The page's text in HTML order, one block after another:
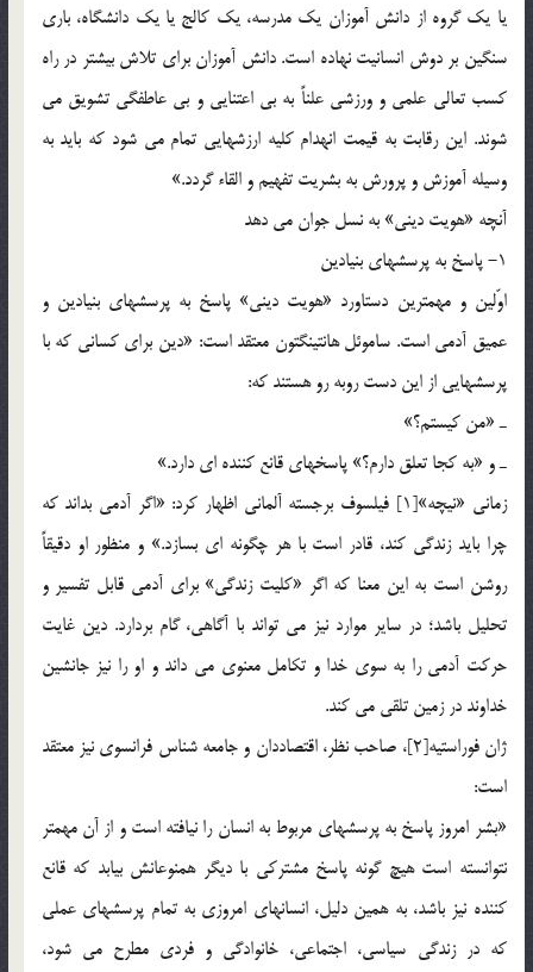
يا يک گروه از دانش آموزان يک مدرسه، يک کالج يا يک دانشگاه، باري
سنگين بر دوش انسانيت نهاده است. دانش آموزان براي تلاش بيشتر در راه
کسب تعالي علمي و ورزشي علناً به بي اعتنايي و بي عاطفگي تشويق مي
شوند. اين رقابت به قيمت انهدام کليه ارزشهايي تمام مي شود که بايد به
وسيله آموزش و پرورش به بشريت تفهيم و القاء گردد.»
آنچه «هويت ديني» به نسل جوان مي دهد
1- پاسخ به پرسشهاي بنيادين
اوّلين و مهمترين دستاورد «هويت ديني» پاسخ به پرسشهاي بنيادين و
عميق آدمي است. ساموئل هانتينگتون معتقد است: «دين براي کساني که با
پرسشهايي از اين دست روبه رو هستند که:
ـ «من کيستم؟»
ـ و «به کجا تعلق دارم؟» پاسخهاي قانع کننده اي دارد.»
زماني «نيچه»[1] فيلسوف برجسته آلماني اظهار کرد: «اگر آدمي بداند که
چرا بايد زندگي کند، قادر است با هر چگونه اي بسازد.» و منظور او دقيقاً
روشن است به اين معنا که اگر «کليت زندگي» براي آدمي قابل تفسير و
تحليل باشد؛ در ساير موارد نيز مي تواند با آگاهي، گام بردارد. دين غايت
حرکت آدمي را به سوي خدا و تکامل معنوي مي داند و او را نيز جانشين
خداوند در زمين تلقي مي کند.
ژان فوراستيه[2]، صاحب نظر، اقتصاددان و جامعه شناس فرانسوي نيز معتقد
است:
«بشر امروز پاسخ به پرسشهاي مربوط به انسان را نيافته است و از آن مهمتر
نتوانسته است هيچ گونه پاسخ مشترکي با ديگر همنوعانش بيابد که قانع
کننده نيز باشد، به همين دليل، انسانهاي امروزي به تمام پرسشهاي عملي
که در زندگي سياسي، اجتماعي، خانوادگي و فردي مطرح مي شود،